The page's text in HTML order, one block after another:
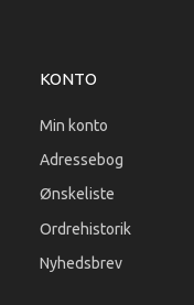
KONTO
Min konto
Adressebog
Ønskeliste
Ordrehistorik
Nyhedsbrev